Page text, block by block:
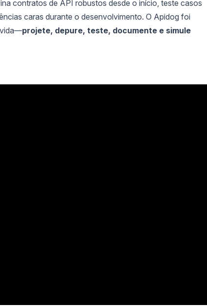
contratos de API robustos desde o início, teste casos
caras durante o desenvolvimento. O Apidog foi
vida—projete, depure, teste, documente e simule